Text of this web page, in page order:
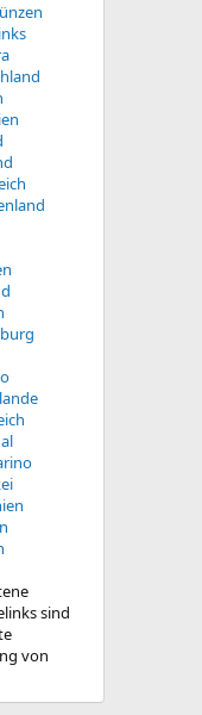
sind
von